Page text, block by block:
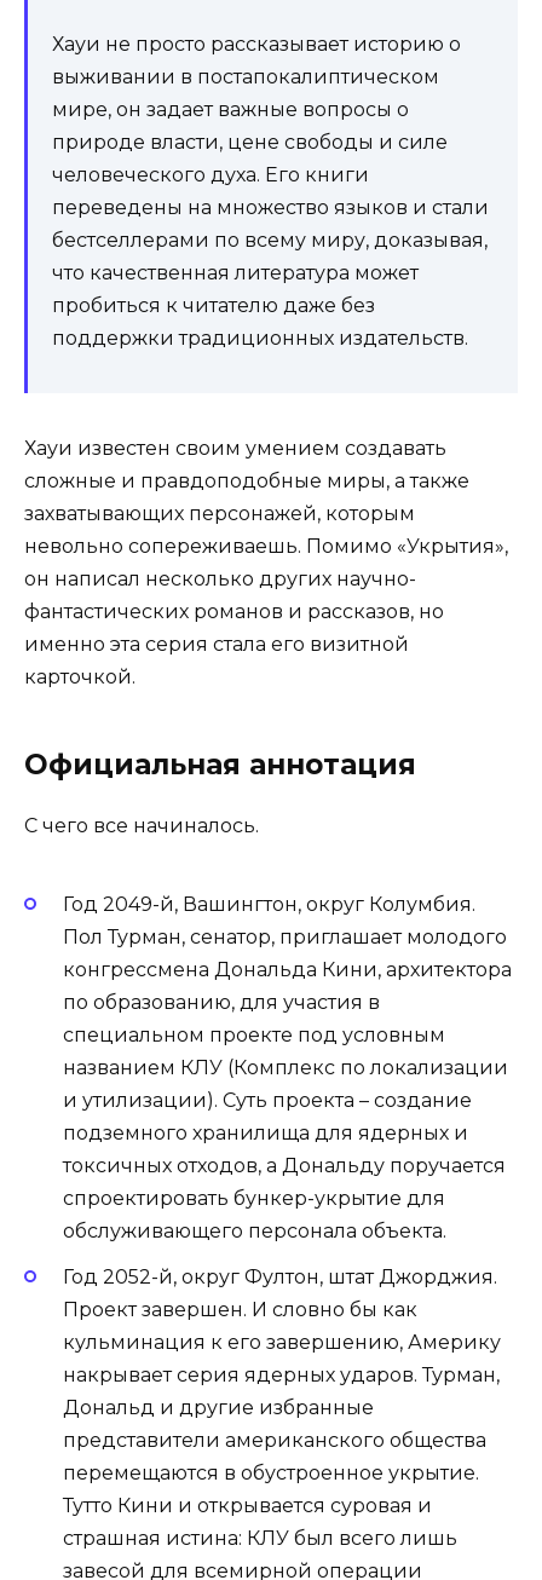
Хауи не просто рассказывает историю о
выживании в постапокалиптическом
мире, он задает важные вопросы о
природе власти, цене свободы и силе
человеческого духа. Его книги
переведены на множество языков и стали
бестселлерами по всему миру, доказывая,
что качественная литература может
пробиться к читателю даже без
поддержки традиционных издательств.
Хауи известен своим умением создавать
сложные и правдоподобные миры, а также
захватывающих персонажей, которым
невольно сопереживаешь. Помимо «Укрытия»,
он написал несколько других научно-
фантастических романов и рассказов, но
именно эта серия стала его визитной
карточкой.
Официальная аннотация
С чего все начиналось.
Год 2049-й, Вашингтон, округ Колумбия.
Пол Турман, сенатор, приглашает молодого
конгрессмена Дональда Кини, архитектора
по образованию, для участия в
специальном проекте под условным
названием КЛУ (Комплекс по локализации
и утилизации). Суть проекта – создание
подземного хранилища для ядерных и
токсичных отходов, а Дональду поручается
спроектировать бункер-укрытие для
обслуживающего персонала объекта.
Год 2052-й, округ Фултон, штат Джорджия.
Проект завершен. И словно бы как
кульминация к его завершению, Америку
накрывает серия ядерных ударов. Турман,
Дональд и другие избранные
представители американского общества
перемещаются в обустроенное укрытие.
Тутто Кини и открывается суровая и
страшная истина: КЛУ был всего лишь
завесой для всемирной операции